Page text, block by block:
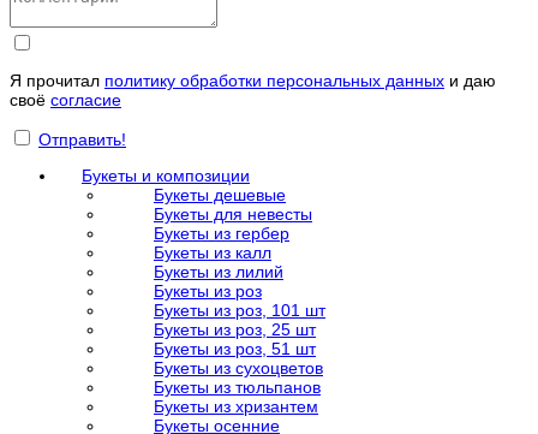
Я прочитал политику обработки персональных данных и даю
своё согласие
Отправить!
Букеты и композиции
Букеты дешевые
Букеты для невесты
Букеты из гербер
Букеты из калл
Букеты из лилий
Букеты из роз
Букеты из роз, 101 шт
Букеты из роз, 25 шт
Букеты из роз, 51 шт
Букеты из сухоцветов
Букеты из тюльпанов
Букеты из хризантем
Букеты осенние